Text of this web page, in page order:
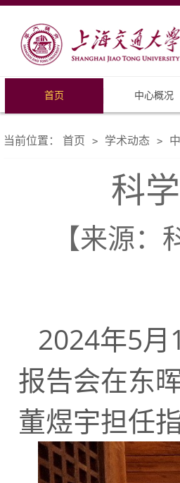
首页 中心概况
当前位置： 首页 > 学术动态 >
科
【来源
2024年5月
报告会在东
董煜宇担任